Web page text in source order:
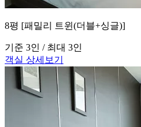
8평 [패밀리 트윈(더블+싱글)]
기준 3인 / 최대 3인
객실 상세보기